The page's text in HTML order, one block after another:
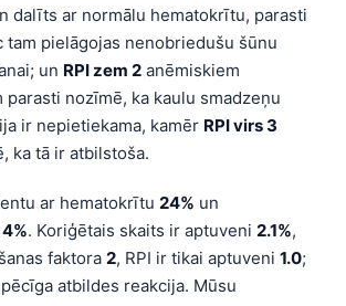
dalīts ar normālu hematokrītu, parasti
tam pielāgojas nenobriedušu šūnu
un RPI zem 2 anēmiskiem
parasti nozīmē, ka kaulu smadzeņu
ir nepietiekama, kamēr RPI virs 3
ka tā ir atbilstoša.
ar hematokrītu 24% un
4%. Koriģētais skaits ir aptuveni 2.1%,
faktora 2, RPI ir tikai aptuveni 1.0;
atbildes reakcija. Mūsu